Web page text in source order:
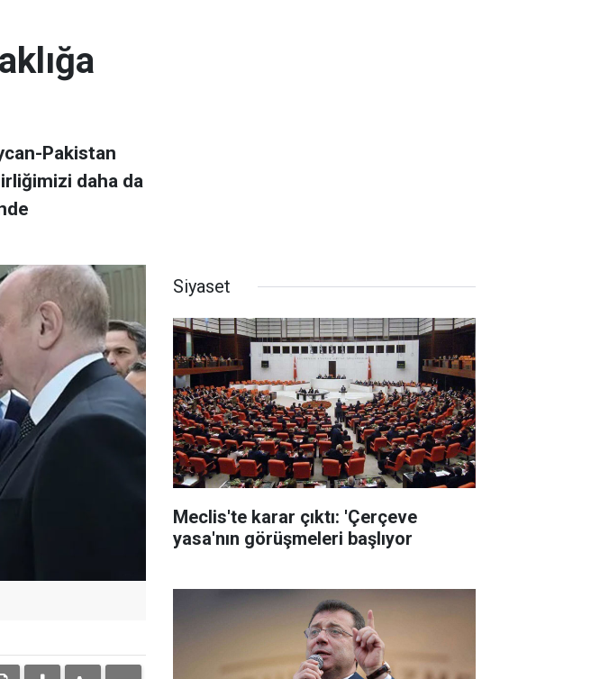
Pakistan
daha da
Siyaset
Meclis'te karar çıktı: 'Çerçeve
yasa'nın görüşmeleri başlıyor